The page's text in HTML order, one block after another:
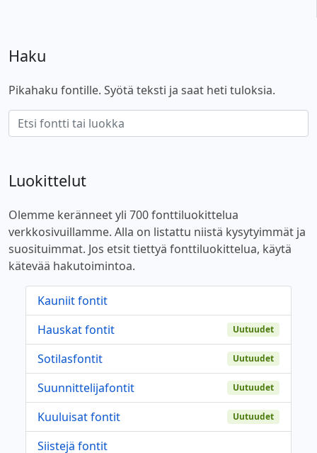
Haku
Pikahaku fontille. Syötä teksti ja saat heti tuloksia.
Luokittelut
Olemme keränneet yli 700 fonttiluokittelua
verkkosivuillamme. Alla on listattu niistä kysytyimmät ja
suosituimmat. Jos etsit tiettyä fonttiluokittelua, käytä
kätevää hakutoimintoa.
Kauniit fontit
Hauskat fontit
Uutuudet
Sotilasfontit Uutuudet
Suunnittelijafontit Uutuudet
Kuuluisat fontit Uutuudet
Siistejä fontit